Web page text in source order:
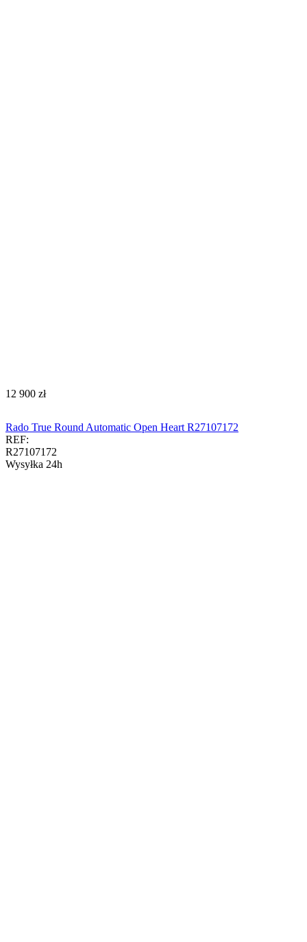
‍12 900‍ zł
Rado True Round Automatic Open Heart R27107172
REF:
R27107172
Wysyłka 24h